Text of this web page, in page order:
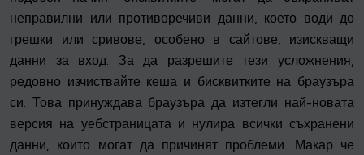
неправилни или противоречиви данни, което води до
грешки или сривове, особено в сайтове, изискващи
данни за вход. За да разрешите тези усложнения,
редовно изчиствайте кеша и бисквитките на браузъра
си. Това принуждава браузъра да изтегли най-новата
версия на уебстраницата и нулира всички съхранени
данни, които могат да причинят проблеми. Макар че